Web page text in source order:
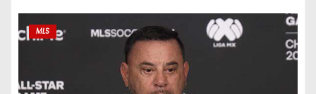
MLS